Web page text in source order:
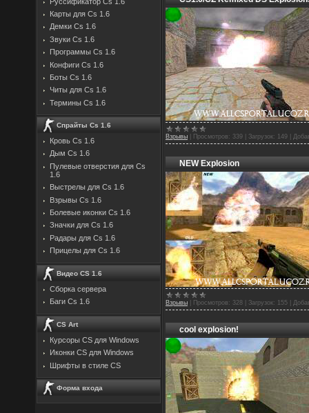
Карты для Cs 1.6
Демки Cs 1.6
Звуки Cs 1.6
Программы Cs 1.6
Конфиги Cs 1.6
Боты Cs 1.6
Читы для Cs 1.6
Термины Cs 1.6
Спрайты Cs 1.6
Кровь Cs 1.6
Дым Cs 1.6
Пулевые отверстия для Cs
1.6
Выстрелы для Cs 1.6
Взрывы Cs 1.6
Болевые иконки Cs 1.6
Значки для Cs 1.6
Радары для Cs 1.6
Прицелы для Cs 1.6
Видео CS 1.6
Сборка сервера
Баги Cs 1.6
CS Art
Курсоры CS для Windows
Иконки CS для Windows
Шрифты в стиле CS
Форма входа
Взрывы Просмотров: 339 Загрузок: 149
NEW Explosion
Взрывы Просмотров: 328 Загрузок: 155
cool explosion!